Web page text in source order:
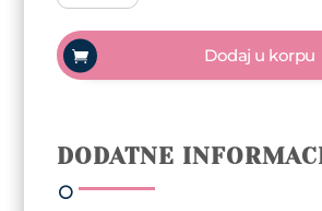
vosak
za
kosu
količina
Dodaj u korpu
DODATNE